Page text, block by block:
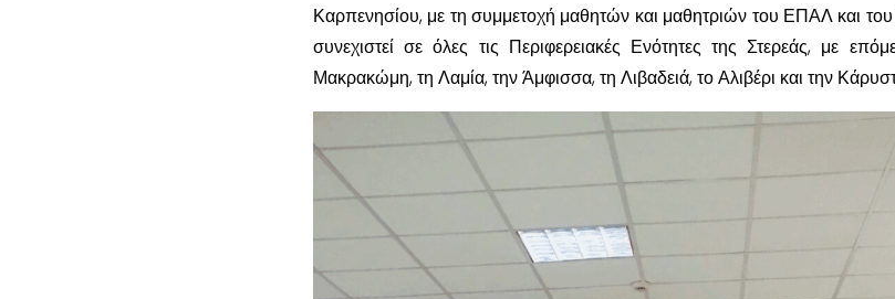
Καρπενησίου, με τη συμμετοχή μαθητών και μαθητριών του ΕΠΑΛ και
συνεχιστεί σε όλες τις Περιφερειακές Ενότητες της Στερεάς, με
Μακρακώμη, τη Λαμία, την Άμφισσα, τη Λιβαδειά, το Αλιβέρι και την